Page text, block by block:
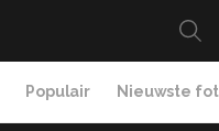
Populair Nieuwste